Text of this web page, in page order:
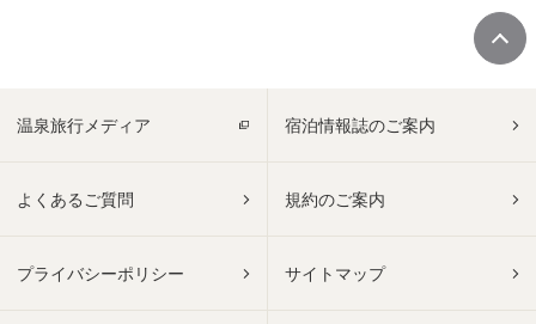
温泉旅行メディア 宿泊情報誌のご案内
よくあるご質問 規約のご案内
プライバシーポリシー サイトマップ